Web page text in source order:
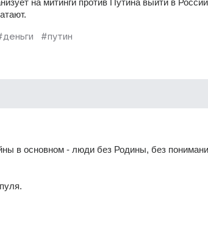
на митинги против Путина выйти в
#путин
в основном - люди без Родины, без